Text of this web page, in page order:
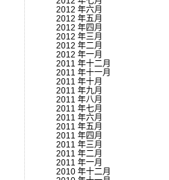
2012 年六月
2012 年五月
2012 年四月
2012 年三月
2012 年二月
2012 年一月
2011 年十二月
2011 年十一月
2011 年十月
2011 年九月
2011 年八月
2011 年七月
2011 年六月
2011 年五月
2011 年四月
2011 年三月
2011 年二月
2011 年一月
2010 年十二月